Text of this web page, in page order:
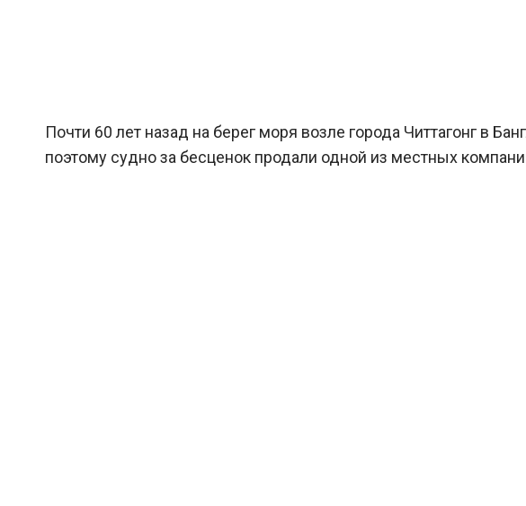
Почти 60 лет назад на берег моря возле города Читтагонг в
поэтому судно за бесценок продали одной из местных